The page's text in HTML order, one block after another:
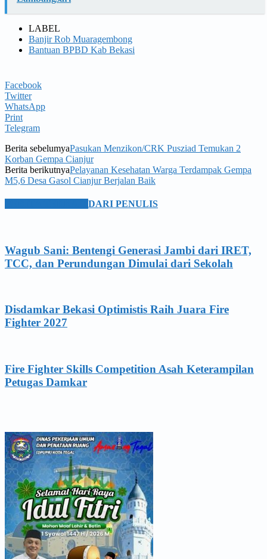
LABEL
Banjir Rob Muaragembong
Bantuan BPBD Kab Bekasi
Facebook
Twitter
WhatsApp
Print
Telegram
Berita sebelumyaPasukan Menzikon/CRK Pusziad Temukan 2
Korban Gempa Cianjur
Berita berikutnyaPelayanan Kesehatan Warga Terdampak Gempa
M5,6 Desa Gasol Cianjur Berjalan Baik
DARI PENULIS
Wagub Sani: Bentengi Generasi Jambi dari IRET,
TCC, dan Perundungan Dimulai dari Sekolah
Disdamkar Bekasi Optimistis Raih Juara Fire
Fighter 2027
Fire Fighter Skills Competition Asah Keterampilan
Petugas Damkar